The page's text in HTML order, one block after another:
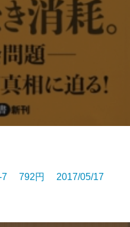
7 792円 2017/05/17